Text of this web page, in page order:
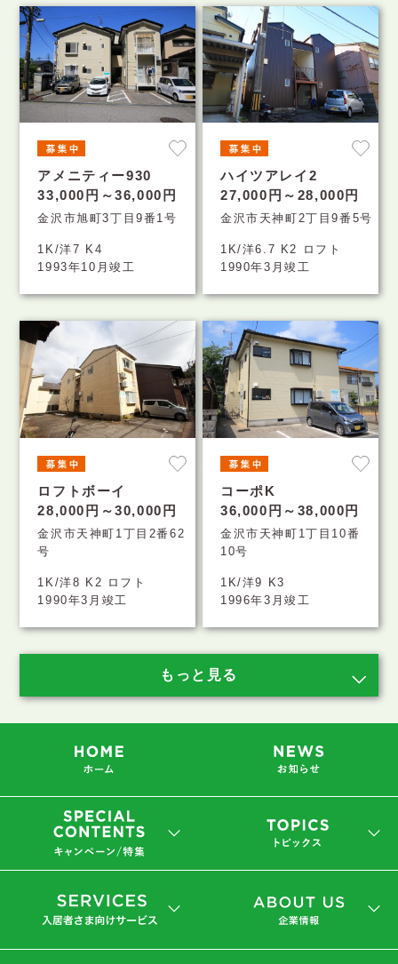
アメニティー930
33,000円～36,000円
金沢市旭町3丁目9番1号
1K/洋7 K4
1993年10月竣工
ハイツアレイ2
27,000円～28,000円
金沢市天神町2丁目9番5号
1K/洋6.7 K2 ロフト
1990年3月竣工
ロフトボーイ
28,000円～30,000円
金沢市天神町1丁目2番62
号
1K/洋8 K2 ロフト
1990年3月竣工
コーポK
36,000円～38,000円
金沢市天神町1丁目10番
10号
1K/洋9 K3
1996年3月竣工